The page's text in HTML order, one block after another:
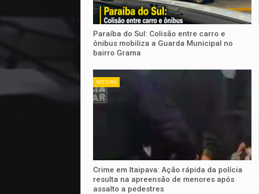
Paraíba do Sul: Colisão entre carro e
ônibus mobiliza a Guarda Municipal no
bairro Grama
NOTICIAS
Crime em Itaipava: Ação rápida da polícia
resulta na apreensão de menores após
assalto a pedestres